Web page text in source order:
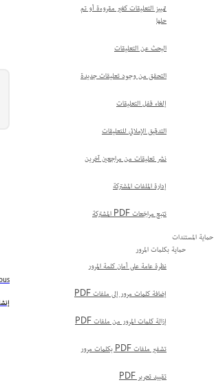
تمييز التعليقات كغير مقروءة أو تم
حلها
البحث عن التعليقات
التحقق من وجود تعليقات جديدة
إلغاء قفل التعليقات
التدقيق الإملائي للتعليقات
نشر تعليقات من مراجعين آخرين
إدارة الملفات المشتركة
تتبع مراجَعات PDF المشتركة
حماية المستندات
حماية بكلمات المرور
نظرة عامة على أمان كلمة المرور
إضافة كلمات مرور إلى ملفات PDF
إزالة كلمات المرور من ملفات PDF
تشفير ملفات PDF بكلمات مرور
تقييد تحرير PDF